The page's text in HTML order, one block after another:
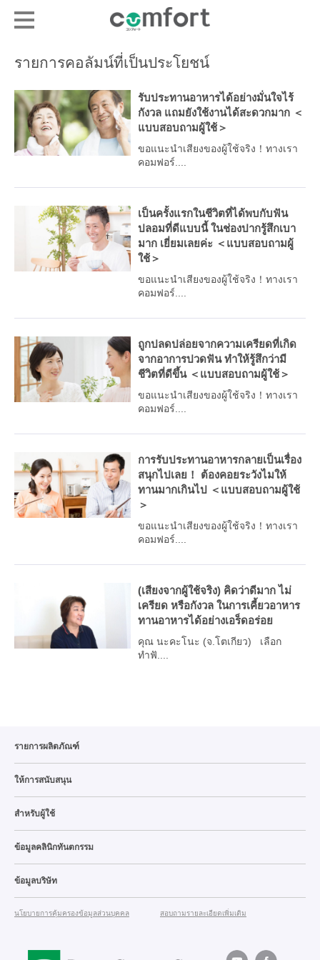
รายการคอลัมน์ที่เป็นประโยชน์
รับประทานอาหารได้อย่างมั่นใจไร้
กังวล แถมยังใช้งานได้สะดวกมาก ＜
แบบสอบถามผู้ใช้＞
ขอแนะนำเสียงของผู้ใช้จริง！ทางเรา
คอมฟอร์....
เป็นครั้งแรกในชีวิตที่ได้พบกับฟัน
ปลอมที่ดีแบบนี้ ในช่องปากรู้สึกเบา
มาก เยี่ยมเลยค่ะ ＜แบบสอบถามผู้
ใช้＞
ขอแนะนำเสียงของผู้ใช้จริง！ทางเรา
คอมฟอร์....
ถูกปลดปล่อยจากความเครียดที่เกิด
จากอาการปวดฟัน ทำให้รู้สึกว่ามี
ชีวิตที่ดีขึ้น ＜แบบสอบถามผู้ใช้＞
ขอแนะนำเสียงของผู้ใช้จริง！ทางเรา
คอมฟอร์....
การรับประทานอาหารกลายเป็นเรื่อง
สนุกไปเลย！ ต้องคอยระวังไมให้
ทานมากเกินไป ＜แบบสอบถามผู้ใช้
＞
ขอแนะนำเสียงของผู้ใช้จริง！ทางเรา
คอมฟอร์....
(เสียงจากผู้ใช้จริง) คิดว่าดีมาก ไม่
เครียด หรือกังวล ในการเคี้ยวอาหาร
ทานอาหารได้อย่างเอร็ดอร่อย
คุณ นะคะโนะ (จ.โตเกียว) เลือก
ทำฟั....
รายการผลิตภัณฑ์
ให้การสนับสนุน
สำหรับผู้ใช้
ข้อมูลคลินิกทันตกรรม
ข้อมูลบริษัท
นโยบายการคุ้มครองข้อมูลส่วนบุคคล สอบถามรายละเอียดเพิ่มเติม